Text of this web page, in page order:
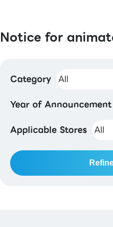
Notice for
Category
Year of Announcement
Applicable Stores